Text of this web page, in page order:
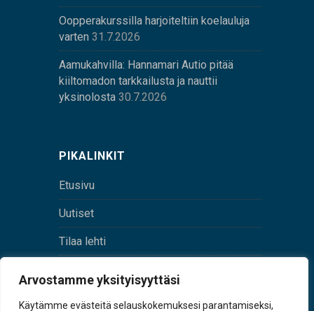
Arvostamme yksityisyyttäsi
Käytämme evästeitä selauskokemuksesi parantamiseksi,
Oopperakurssilla harjoiteltiin koelauluja
varten 31.7.2026
Aamukahvilla: Hannamari Autio pitää
kiiltomadon tarkkailusta ja nauttii
yksinolosta 30.7.2026
PIKALINKIT
Etusivu
Uutiset
Tilaa lehti